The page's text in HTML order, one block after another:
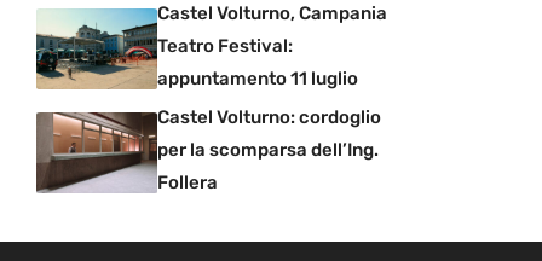
Castel Volturno, Campania
Teatro Festival:
appuntamento 11 luglio
Castel Volturno: cordoglio
per la scomparsa dell’Ing.
Follera